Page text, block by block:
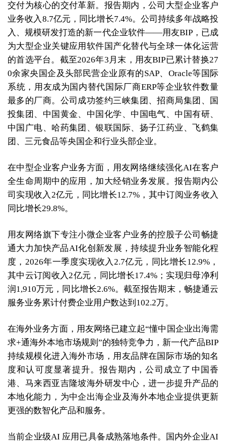
交付为核心的交付革新。报告期内，公司大型企业客户
业务收入8.7亿元，同比增长7.4%。公司持续多年战略投
入、规模研发打造的新一代企业软件——用友BIP，已成
为大型企业关键应用软件国产化替代与全球一体化运营
的首选平台。截至2026年3月末，用友BIP已累计替换27
0余家央国企及头部民营企业原有的SAP、Oracle等国际
系统，用友成为国内替代国际厂商ERP等企业软件数量
最多的厂商。公司成功签约三峡集团、招商局集团、国
投集团、中国黄金、中国化学、中国电气、中国有研、
中国广电、哈药集团、银联国际、扬子江药业、飞鹤集
团、三元食品等央国企和行业头部企业。
在中型企业客户业务方面，用友网络继续强化AI在客户
全生命周期中的应用，加大经销业务发展。报告期内公
司实现收入2亿元，同比增长12.7%，其中订阅业务收入
同比增长29.8%。
用友网络旗下专注小微企业客户业务的控股子公司畅捷
通大力加快产品AI化创新发展，持续提升业务智能化程
度，2026年一季度实现收入2.7亿元，同比增长12.9%，
其中云订阅收入2亿元，同比增长17.4%；实现归母净利
润1,910万元，同比增长2.6%。截至报告期末，畅捷通云
服务业务累计付费企业用户数达到102.2万。
在海外业务方面，用友网络已建立起“懂中国企业出海需
求+通海外本地市场规则”的独特竞争力，新一代产品BIP
持续规模化进入海外市场，用友品牌在国际市场的知名
度和认可度显著提升。报告期内，公司成立了中国香
港、马来西亚吉隆坡海外研发中心，进一步提升产品的
本地化能力，为中企出海企业及海外本地企业提供更新
更强的数智化产品和服务。
当前企业级AI 应用已具备成熟落地条件。国内外企业AI